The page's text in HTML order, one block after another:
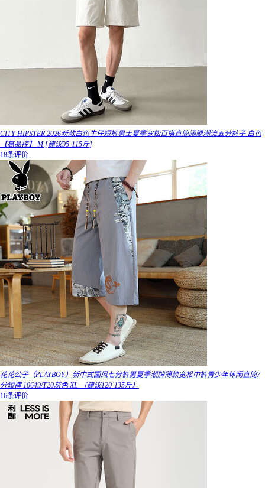
CITY HIPSTER 2026新款白色牛仔短裤男士夏季宽松百搭直筒阔腿潮流五分裤子 白色
【高品控】 M [建议95-115斤]
18条评价
花花公子（PLAYBOY）新中式国风七分裤男夏季潮牌薄款宽松中裤青少年休闲直筒7
分短裤 10649/T20灰色 XL （建议120-135斤）
16条评价